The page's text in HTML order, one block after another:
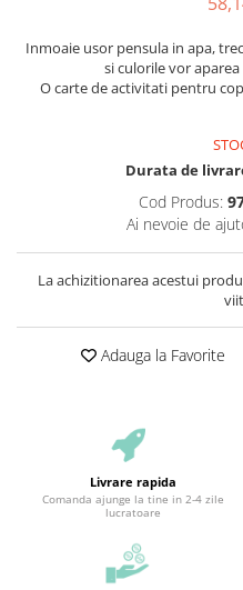
Inmoaie usor pensula in apa,
si culorile vor
O carte de activitati pentru
Durata de
Cod Produs:
Ai nevoie de
La achizitionarea acestui
Adauga la Favorite
Livrare rapida
Comanda ajunge la tine in 2-4 zile
lucratoare